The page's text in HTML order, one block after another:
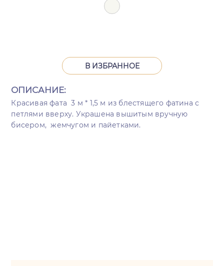
В ИЗБРАННОЕ
ОПИСАНИЕ:
Красивая фата 3 м * 1,5 м из блестящего фатина с
петлями вверху. Украшена вышитым вручную
бисером, жемчугом и пайетками.